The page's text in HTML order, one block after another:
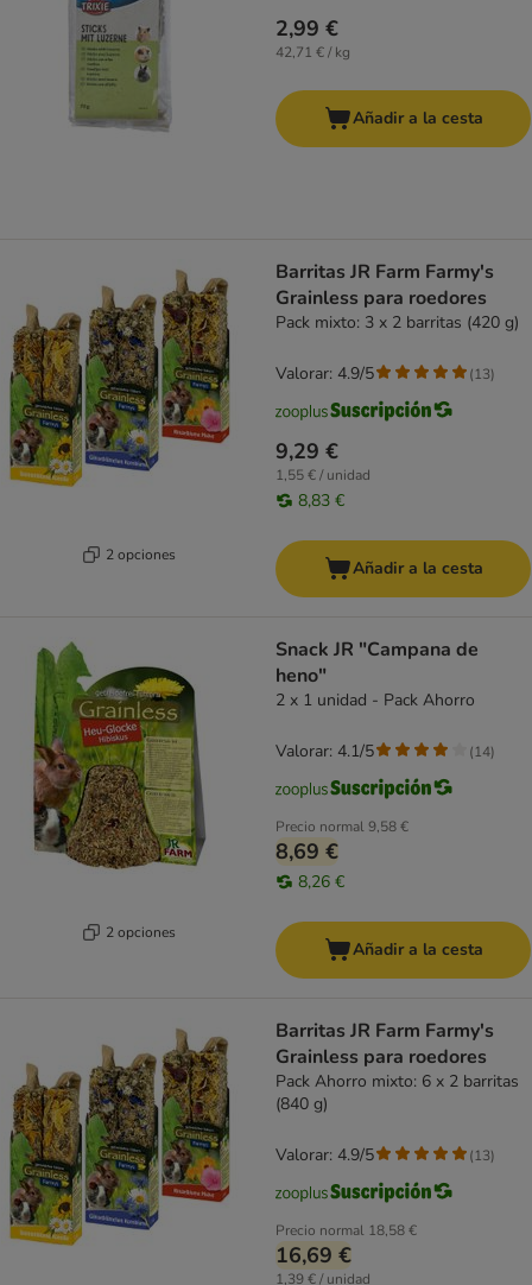
2,99 €
42,71 € / kg
Añadir a la cesta
2 opciones
Barritas JR Farm Farmy's
Grainless para roedores
Pack mixto: 3 x 2 barritas (420 g)
9,29 €
1,55 € / unidad
8,83 €
Valorar: 4.9/5 (13)
Añadir a la cesta
2 opciones
Snack JR "Campana de
heno"
2 x 1 unidad - Pack Ahorro
Precio normal9,58 €
8,69 €
8,26 €
Valorar: 4.1/5 (14)
Añadir a la cesta
Barritas JR Farm Farmy's
Grainless para roedores
Pack Ahorro mixto: 6 x 2 barritas
(840 g)
Precio normal 18,58 €
16,69 €
1,39 € / unidad
Valorar: 4.9/5 (13)